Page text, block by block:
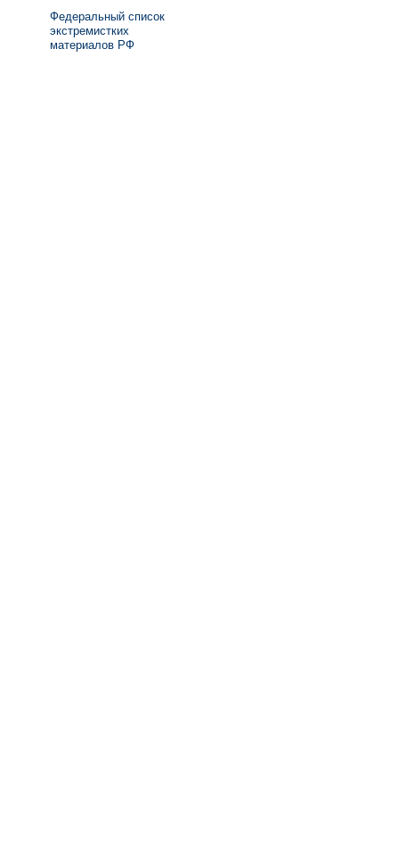
Федеральный список
экстремистких
материалов РФ